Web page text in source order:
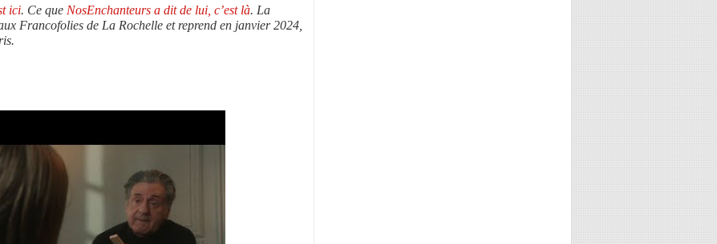
ici. Ce que NosEnchanteurs a dit de lui, c’est là. La
Francofolies de La Rochelle et reprend en janvier 2024,